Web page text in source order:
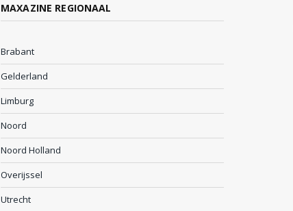
MAXAZINE REGIONAAL
Brabant
Gelderland
Limburg
Noord
Noord Holland
Overijssel
Utrecht